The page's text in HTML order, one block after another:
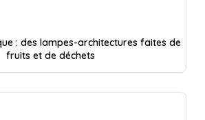
: des lampes-architectures faites de
fruits et de déchets